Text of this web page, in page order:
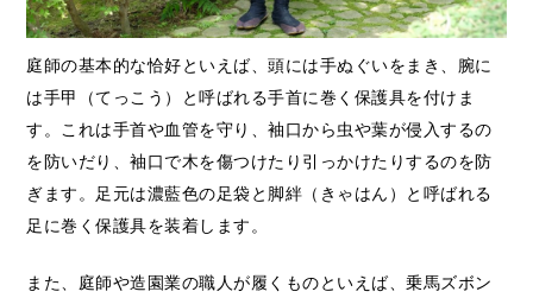
庭師の基本的な恰好といえば、頭には手ぬぐいをまき、腕に
は手甲（てっこう）と呼ばれる手首に巻く保護具を付けま
す。これは手首や血管を守り、袖口から虫や葉が侵入するの
を防いだり、袖口で木を傷つけたり引っかけたりするのを防
ぎます。足元は濃藍色の足袋と脚絆（きゃはん）と呼ばれる
足に巻く保護具を装着します。
また、庭師や造園業の職人が履くものといえば、乗馬ズボン